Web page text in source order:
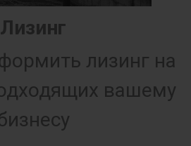
Лизинг
лизинг на
вашему